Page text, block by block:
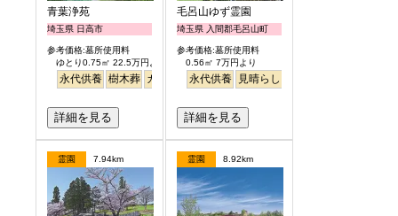
青葉浄苑
埼玉県 日高市
参考価格:墓所使用料
ゆとり0.75㎡ 22.5万円より
永代供養 樹木葬 ガーデニング バリアフリー
詳細を見る
毛呂山ゆず霊園
埼玉県 入間郡毛呂山町
参考価格:墓所使用料
0.56㎡ 7万円より
永代供養 見晴らし・眺望
詳細を見る
霊園 7.94km 霊園 8.92km